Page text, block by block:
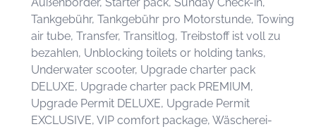
Tankgebühr, Tankgebühr pro Motorstunde, Towing
air tube, Transfer, Transitlog, Treibstoff ist voll zu
bezahlen, Unblocking toilets or holding tanks,
Underwater scooter, Upgrade charter pack
DELUXE, Upgrade charter pack PREMIUM,
Upgrade Permit DELUXE, Upgrade Permit
EXCLUSIVE, VIP comfort package, Wäscherei-